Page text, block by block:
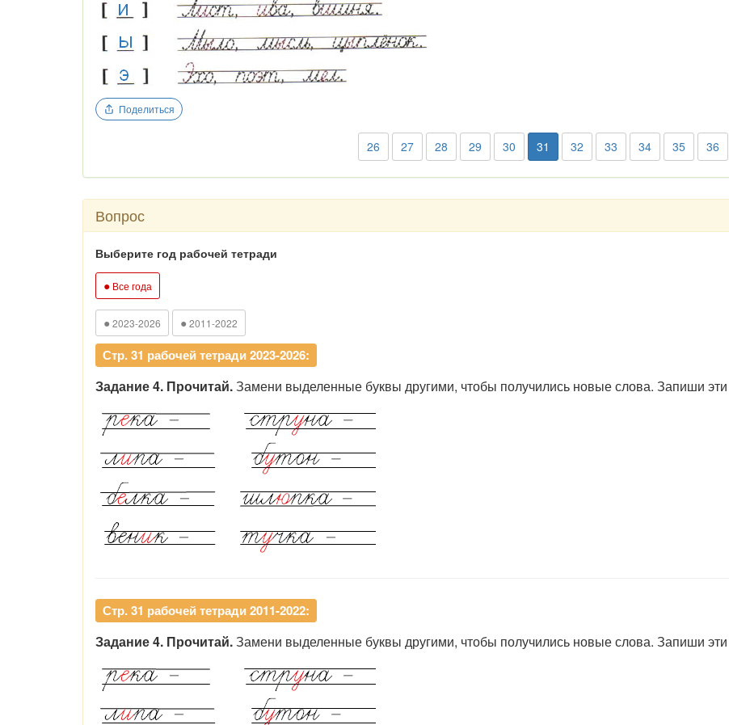
Поделиться
26 27 28 29 30 31 32 33 34 35 36
Вопрос
Выберите год рабочей тетради
● Все года
● 2023-2026 ● 2011-2022
Стр. 31 рабочей тетради 2023-2026:
Задание 4. Прочитай.Замени выделенные буквы другими, чтобы получились новые слова. Запиши
Стр. 31 рабочей тетради 2011-2022:
Задание 4. Прочитай.Замени выделенные буквы другими, чтобы получились новые слова. Запиши